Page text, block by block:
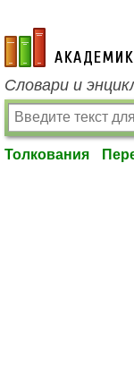
academic.ru
Словари и
Толкования